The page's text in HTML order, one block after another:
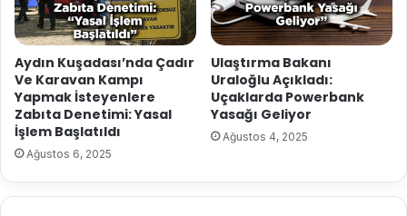
Aydın Kuşadası’nda Çadır
Ve Karavan Kampı
Yapmak İsteyenlere
Zabıta Denetimi: Yasal
İşlem Başlatıldı
Ağustos 6, 2025
Ulaştırma Bakanı
Uraloğlu Açıkladı:
Uçaklarda Powerbank
Yasağı Geliyor
Ağustos 4, 2025